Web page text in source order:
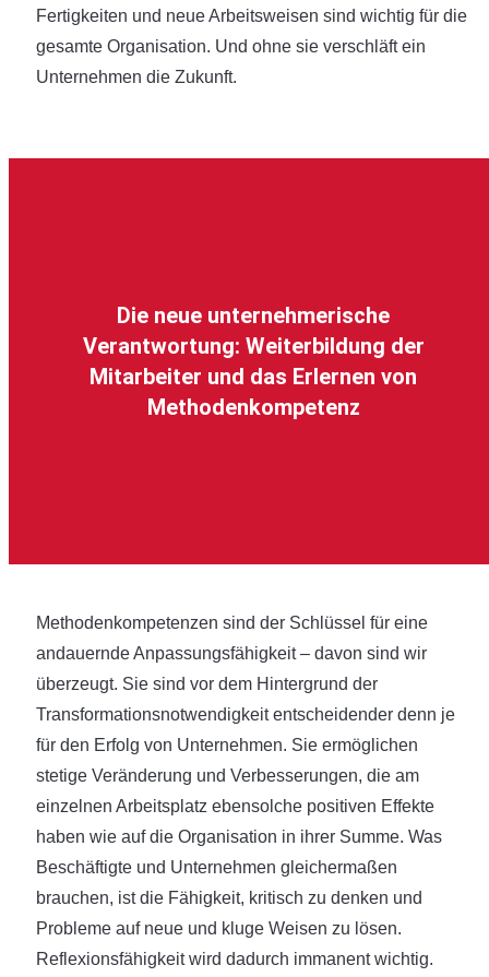
Fertigkeiten und neue Arbeitsweisen sind wichtig für die
gesamte Organisation. Und ohne sie verschläft ein
Unternehmen die Zukunft.
Die neue unternehmerische
Verantwortung: Weiterbildung der
Mitarbeiter und das Erlernen von
Methodenkompetenz
Methodenkompetenzen sind der Schlüssel für eine
andauernde Anpassungsfähigkeit – davon sind wir
überzeugt. Sie sind vor dem Hintergrund der
Transformationsnotwendigkeit entscheidender denn je
für den Erfolg von Unternehmen. Sie ermöglichen
stetige Veränderung und Verbesserungen, die am
einzelnen Arbeitsplatz ebensolche positiven Effekte
haben wie auf die Organisation in ihrer Summe. Was
Beschäftigte und Unternehmen gleichermaßen
brauchen, ist die Fähigkeit, kritisch zu denken und
Probleme auf neue und kluge Weisen zu lösen.
Reflexionsfähigkeit wird dadurch immanent wichtig.